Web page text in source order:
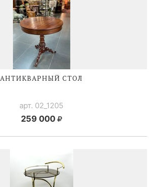
АНТИКВАРНЫЙ СТОЛ
арт. 02_1205
259 000